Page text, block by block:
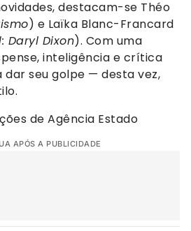
destacam-se Théo
) e Laïka Blanc-Francard
Daryl Dixon). Com uma
inteligência e crítica
dar seu golpe — desta vez,
de Agência Estado
APÓS A PUBLICIDADE